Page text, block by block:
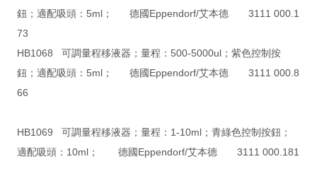
鈕；適配吸頭：5ml； 德國Eppendorf/艾本德 3111 000.1
73
HB1068 可調量程移液器；量程：500-5000ul；紫色控制按
鈕；適配吸頭：5ml； 德國Eppendorf/艾本德 3111 000.8
66
HB1069 可調量程移液器；量程：1-10ml；青綠色控制按鈕；
適配吸頭：10ml； 德國Eppendorf/艾本德 3111 000.181